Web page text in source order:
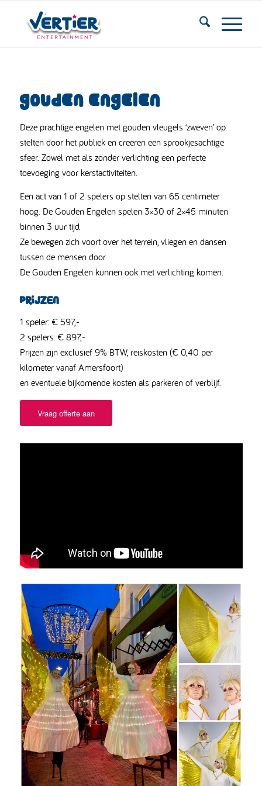
GOUDEN ENGELEN
Deze prachtige engelen met gouden vleugels ‘zweven’ op
stelten door het publiek en creëren een sprookjesachtige
sfeer. Zowel met als zonder verlichting een perfecte
toevoeging voor kerstactiviteiten.
Een act van 1 of 2 spelers op stelten van 65 centimeter
hoog. De Gouden Engelen spelen 3×30 of 2×45 minuten
binnen 3 uur tijd.
Ze bewegen zich voort over het terrein, vliegen en dansen
tussen de mensen door.
De Gouden Engelen kunnen ook met verlichting komen.
Prijzen
1 speler: € 597,-
2 spelers: € 897,-
Prijzen zijn exclusief 9% BTW, reiskosten (€ 0,40 per
kilometer vanaf Amersfoort)
en eventuele bijkomende kosten als parkeren of verblijf.
Vraag offerte aan